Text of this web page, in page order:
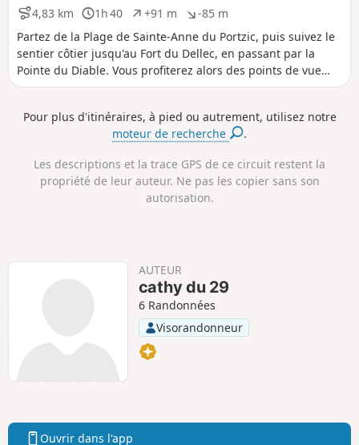
f
f
4,83 km
D
i
s
t
a
n
1h 40
D
u
r
é
e
+91 m
D
é
n
i
v
e
é
p
s
i
-85 m
D
é
n
i
v
e
é
n
g
a
t
i
Partez de la Plage de Sainte-Anne du Portzic, puis suivez le
sentier côtier jusqu'au Fort du Dellec, en passant par la
Pointe du Diable. Vous profiterez alors des points de vue
tout au long du sentier côtier ainsi que du point de vue
Pour plus d'itinéraires, à pied ou autrement, utilisez notre
moteur de recherche
.
Les descriptions et la trace GPS de ce circuit restent la
propriété de leur auteur. Ne pas les copier sans son
autorisation.
AUTEUR
cathy du 29
6 Randonnées
Visorandonneur
Ouvrir dans l'app